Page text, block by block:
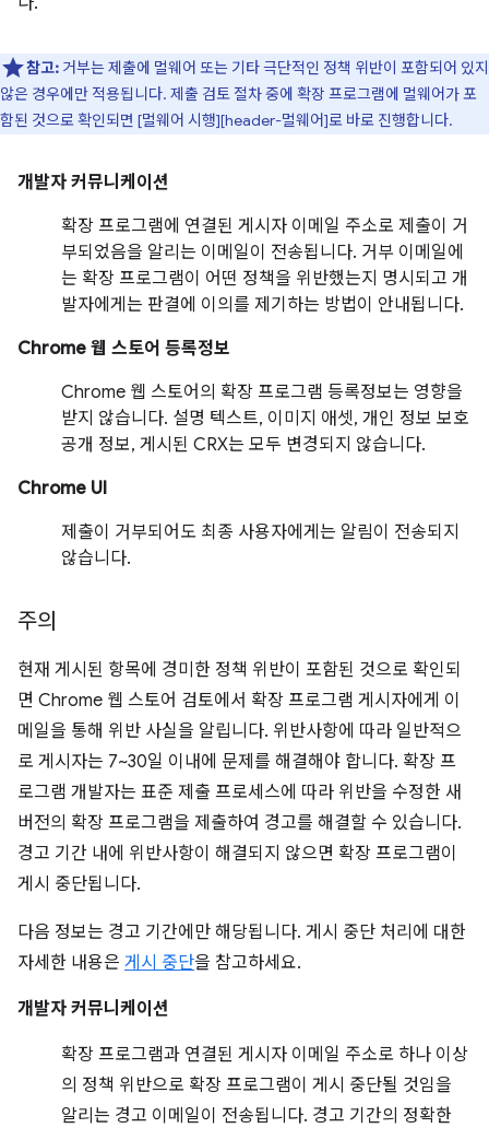
참고: 거부는 제출에 멀웨어 또는 기타 극단적인 정책 위반이 포함되어 있지
않은 경우에만 적용됩니다. 제출 검토 절차 중에 확장 프로그램에 멀웨어가 포
함된 것으로 확인되면 [멀웨어 시행][header-멀웨어]로 바로 진행합니다.
개발자 커뮤니케이션
확장 프로그램에 연결된 게시자 이메일 주소로 제출이 거
부되었음을 알리는 이메일이 전송됩니다. 거부 이메일에
는 확장 프로그램이 어떤 정책을 위반했는지 명시되고 개
발자에게는 판결에 이의를 제기하는 방법이 안내됩니다.
Chrome 웹 스토어 등록정보
Chrome 웹 스토어의 확장 프로그램 등록정보는 영향을
받지 않습니다. 설명 텍스트, 이미지 애셋, 개인 정보 보호
공개 정보, 게시된 CRX는 모두 변경되지 않습니다.
Chrome UI
제출이 거부되어도 최종 사용자에게는 알림이 전송되지
않습니다.
주의
현재 게시된 항목에 경미한 정책 위반이 포함된 것으로 확인되
면 Chrome 웹 스토어 검토에서 확장 프로그램 게시자에게 이
메일을 통해 위반 사실을 알립니다. 위반사항에 따라 일반적으
로 게시자는 7~30일 이내에 문제를 해결해야 합니다. 확장 프
로그램 개발자는 표준 제출 프로세스에 따라 위반을 수정한 새
버전의 확장 프로그램을 제출하여 경고를 해결할 수 있습니다.
경고 기간 내에 위반사항이 해결되지 않으면 확장 프로그램이
게시 중단됩니다.
다음 정보는 경고 기간에만 해당됩니다. 게시 중단 처리에 대한
자세한 내용은 게시 중단을 참고하세요.
개발자 커뮤니케이션
확장 프로그램과 연결된 게시자 이메일 주소로 하나 이상
의 정책 위반으로 확장 프로그램이 게시 중단될 것임을
알리는 경고 이메일이 전송됩니다. 경고 기간의 정확한